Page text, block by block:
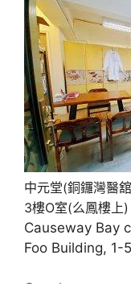
中元堂(銅鑼灣醫
3樓O室(么鳳樓上)
Causeway Bay
Foo Building, 1-